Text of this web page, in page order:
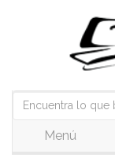
Menú